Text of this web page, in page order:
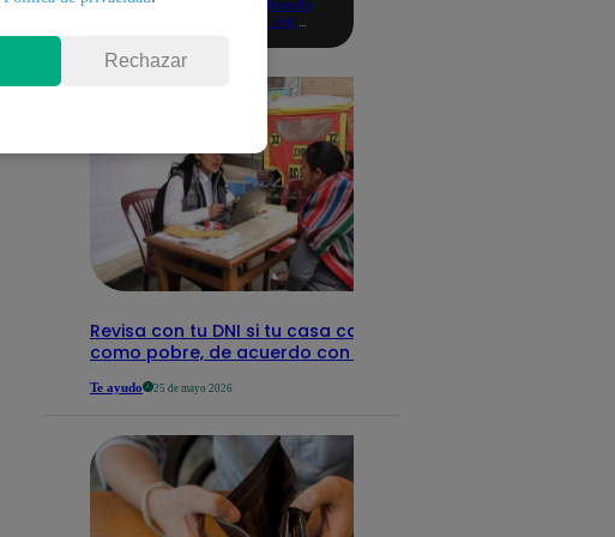
consultando
con tu DNI:
detalles
Revisa con tu DNI si tu casa califica
como pobre, de acuerdo con el Sisfoh
Te ayudo 25 de mayo 2026
Rechazar